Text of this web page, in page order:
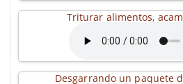
Triturar alimentos,
Desgarrando un paquete